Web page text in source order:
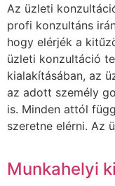
Az üzleti
profi konzultáns
hogy elérjék a
üzleti konzultáció
kialakításában, az
az adott személy
is. Minden attól
szeretne elérni. Az
Munkahelyi